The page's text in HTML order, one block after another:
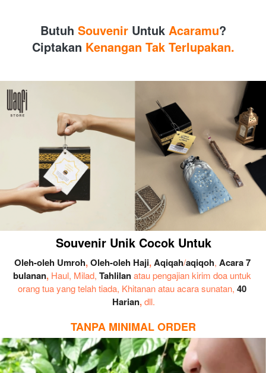
Butuh Souvenir Untuk Acaramu?
Ciptakan Kenangan Tak Terlupakan.
Souvenir Unik Cocok Untuk
Oleh-oleh Umroh, Oleh-oleh Haji, Aqiqah/aqiqoh, Acara 7
bulanan, Haul, Milad, Tahlilan atau pengajian kirim doa untuk
orang tua yang telah tiada, Khitanan atau acara sunatan, 40
Harian, dll.
TANPA MINIMAL ORDER